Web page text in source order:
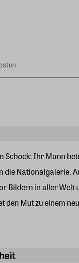
Schock: Ihr Mann
Nationalgalerie.
Bildern in aller
den Mut zu einem